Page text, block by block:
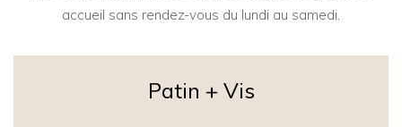
accueil sans rendez-vous du lundi au samedi.
Patin + Vis